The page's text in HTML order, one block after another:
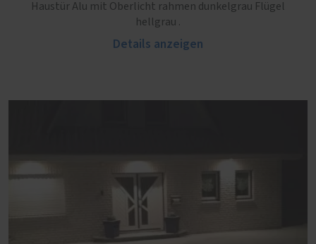
Haustür Alu mit Oberlicht rahmen dunkelgrau Flügel
hellgrau .
Details anzeigen